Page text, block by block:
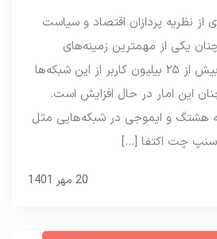
از نظریه پردازان اقتصاد و سیاست
یکی از مهمترین زمینه‌های
ارتباطی اینترنت است. بیش از ۲۵ بیلیون کاربر از این شبکه‌ها
این امار در حال افزایش است.
به هشتگ و ایموجی در شبکه‌هایی مثل
سنپ چت اکتفا […]
20 مهر 1401